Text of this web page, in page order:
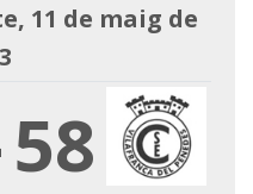
11 de maig de
58